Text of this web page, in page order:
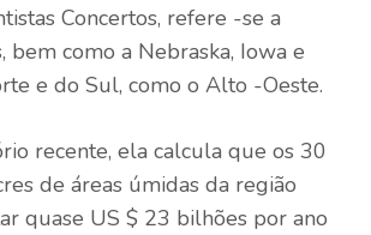
Concertos, refere -se a
bem como a Nebraska, Iowa e
e do Sul, como o Alto -Oeste.
recente, ela calcula que os 30
de áreas úmidas da região
quase US $ 23 bilhões por ano